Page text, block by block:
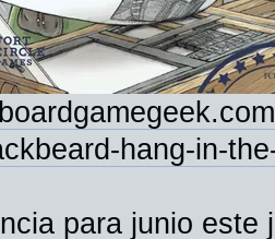
hang-in-
para junio este